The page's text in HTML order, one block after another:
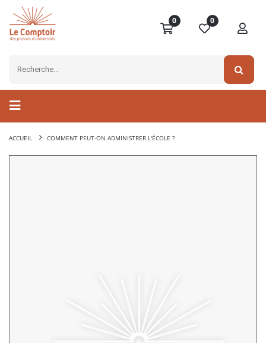
0 0
ACCUEIL COMMENT PEUT-ON ADMINISTRER L'ÉCOLE ?